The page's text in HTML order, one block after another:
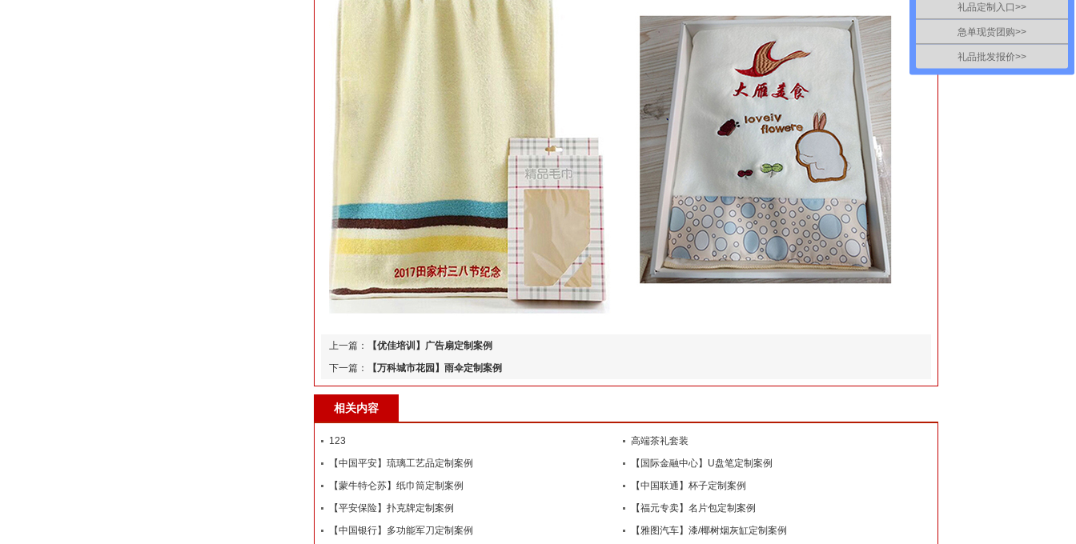
上一篇：
【优佳培训】广告扇定制案例
下一篇：
【万科城市花园】雨伞定制案例
相关内容
123
高端茶礼套装
【中国平安】琉璃工艺品定制案例
【国际金融中心】U盘笔定制案例
【蒙牛特仑苏】纸巾筒定制案例
【中国联通】杯子定制案例
【平安保险】扑克牌定制案例
【福元专卖】名片包定制案例
【中国银行】多功能军刀定制案例
【雅图汽车】漆/椰树烟灰缸定制案例
礼品定制入口>>
急单现货团购>>
礼品批发报价>>